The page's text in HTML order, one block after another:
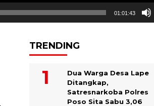
01:01:43
TRENDING
Dua Warga Desa Lape
Ditangkap,
Satresnarkoba Polres
Poso Sita Sabu 3,06